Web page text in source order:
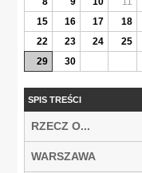
15
16 17 18
22
23 24 25
29
30
SPIS TREŚCI
RZECZ O...
WARSZAWA